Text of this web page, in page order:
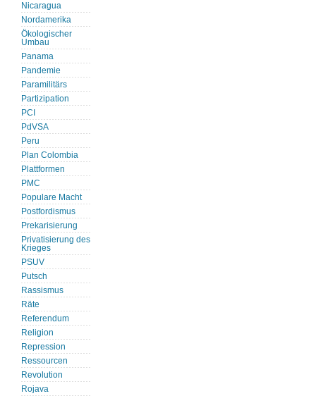
Nicaragua
Nordamerika
Ökologischer
Umbau
Panama
Pandemie
Paramilitärs
Partizipation
PCI
PdVSA
Peru
Plan Colombia
Plattformen
PMC
Populare Macht
Postfordismus
Prekarisierung
Privatisierung des
Krieges
PSUV
Putsch
Rassismus
Räte
Referendum
Religion
Repression
Ressourcen
Revolution
Rojava